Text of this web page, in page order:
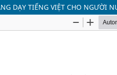
DẠY TIẾNG VIỆT CHO NGƯỜI